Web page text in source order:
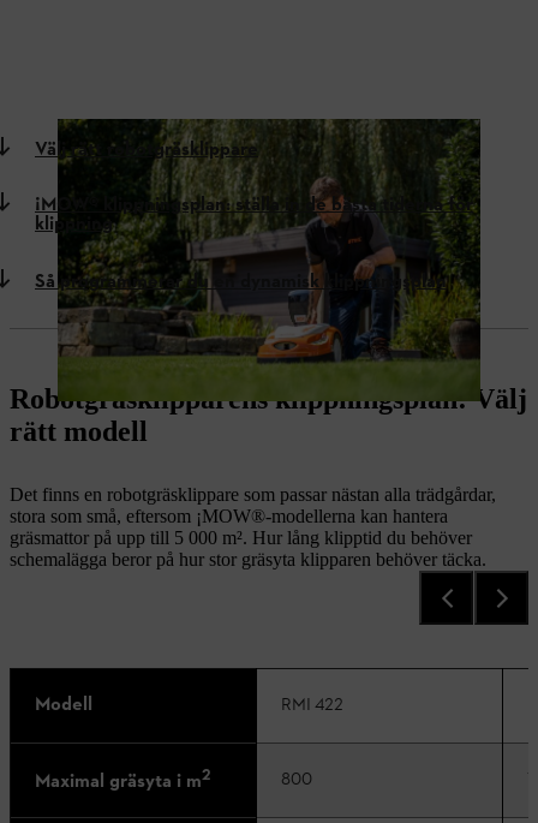
Välj rätt robotgräsklippare
¡MOW® klippningsplan: ställa in de bästa tiderna för
klippning
Så programmerar du en dynamisk klippningsplan
Robotgräsklipparens klippningsplan: Välj
rätt modell
Det finns en robotgräsklippare som passar nästan alla trädgårdar,
stora som små, eftersom ¡MOW®-modellerna kan hantera
gräsmattor på upp till 5 000 m². Hur lång klipptid du behöver
schemalägga beror på hur stor gräsyta klipparen behöver täcka.
Modell RMI 422
Maximal gräsyta i m2 800